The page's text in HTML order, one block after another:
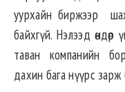
уурхайн биржээр
байхгүй. Нэлээд
таван компанийн
дахин бага нүүрс зарж